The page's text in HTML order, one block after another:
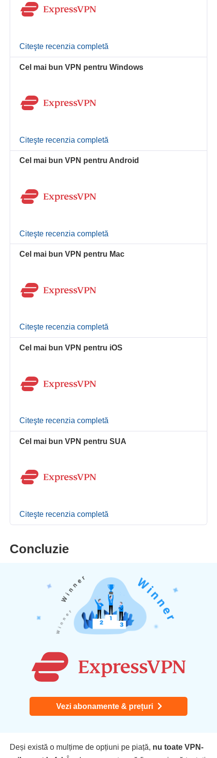
Citeşte recenzia completă
Cel mai bun VPN pentru Windows
Citeşte recenzia completă
Cel mai bun VPN pentru Android
Citeşte recenzia completă
Cel mai bun VPN pentru Mac
Citeşte recenzia completă
Cel mai bun VPN pentru iOS
Citeşte recenzia completă
Cel mai bun VPN pentru SUA
Citeşte recenzia completă
Concluzie
Vezi abonamente & prețuri
Deși există o mulțime de opțiuni pe piață, nu toate VPN-